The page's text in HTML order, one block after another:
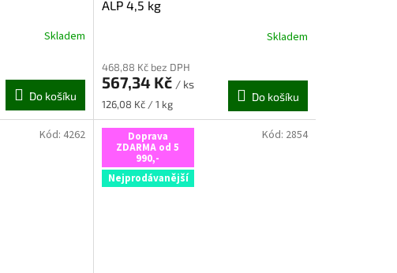
Skladem
Do košíku
ALP 4,5 kg
produktu
je
5,0
5
hvězdiček.
Skladem
468,88 Kč bez DPH
567,34 Kč / ks
Měrná
cena:
126,08 Kč / 1 kg
Do košíku
Kód: 4262 Doprava
ZDARMA od 5
990,-
Nejprodávanější
Kód: 2854